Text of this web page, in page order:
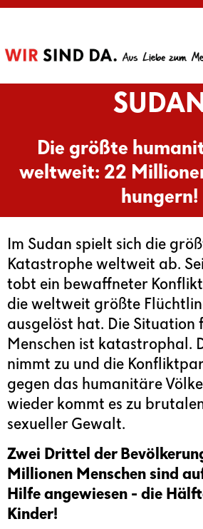
Die größte
weltweit: 22
hungern!
Im Sudan spielt sich die
Katastrophe weltweit ab.
tobt ein bewaffneter
die weltweit größte
ausgelöst hat. Die Situation
Menschen ist katastrophal.
nimmt zu und die
gegen das humanitäre
wieder kommt es zu
sexueller Gewalt.
Zwei Drittel der
Millionen Menschen sind
Hilfe angewiesen - die
Kinder!